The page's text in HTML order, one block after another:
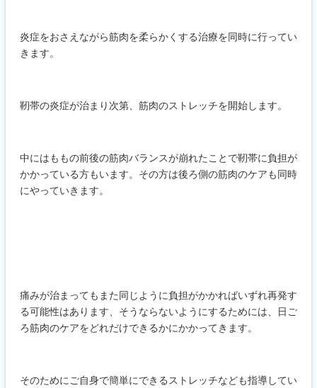
炎症をおさえながら筋肉を柔らかくする治療を同時に行ってい
きます。
靭帯の炎症が治まり次第、筋肉のストレッチを開始します。
中にはももの前後の筋肉バランスが崩れたことで靭帯に負担が
かかっている方もいます。その方は後ろ側の筋肉のケアも同時
にやっていきます。
痛みが治まってもまた同じように負担がかかればいずれ再発す
る可能性はあります、そうならないようにするためには、日ご
ろ筋肉のケアをどれだけできるかにかかってきます。
そのためにご自身で簡単にできるストレッチなども指導してい